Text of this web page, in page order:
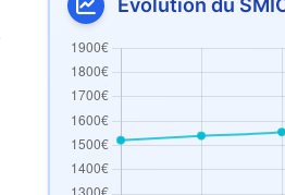
Évolution du